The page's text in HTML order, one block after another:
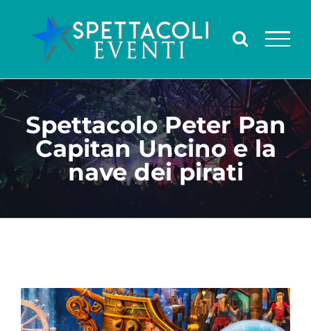
contenuto
Spettacolo Peter Pan
Capitan Uncino e la
nave dei pirati
Ingrandisci
immagine